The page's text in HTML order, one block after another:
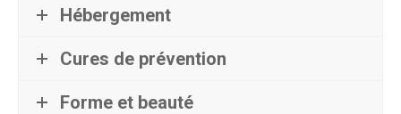
Hébergement
Cures de prévention
Forme et beauté